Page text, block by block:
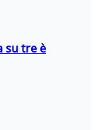
su tre è